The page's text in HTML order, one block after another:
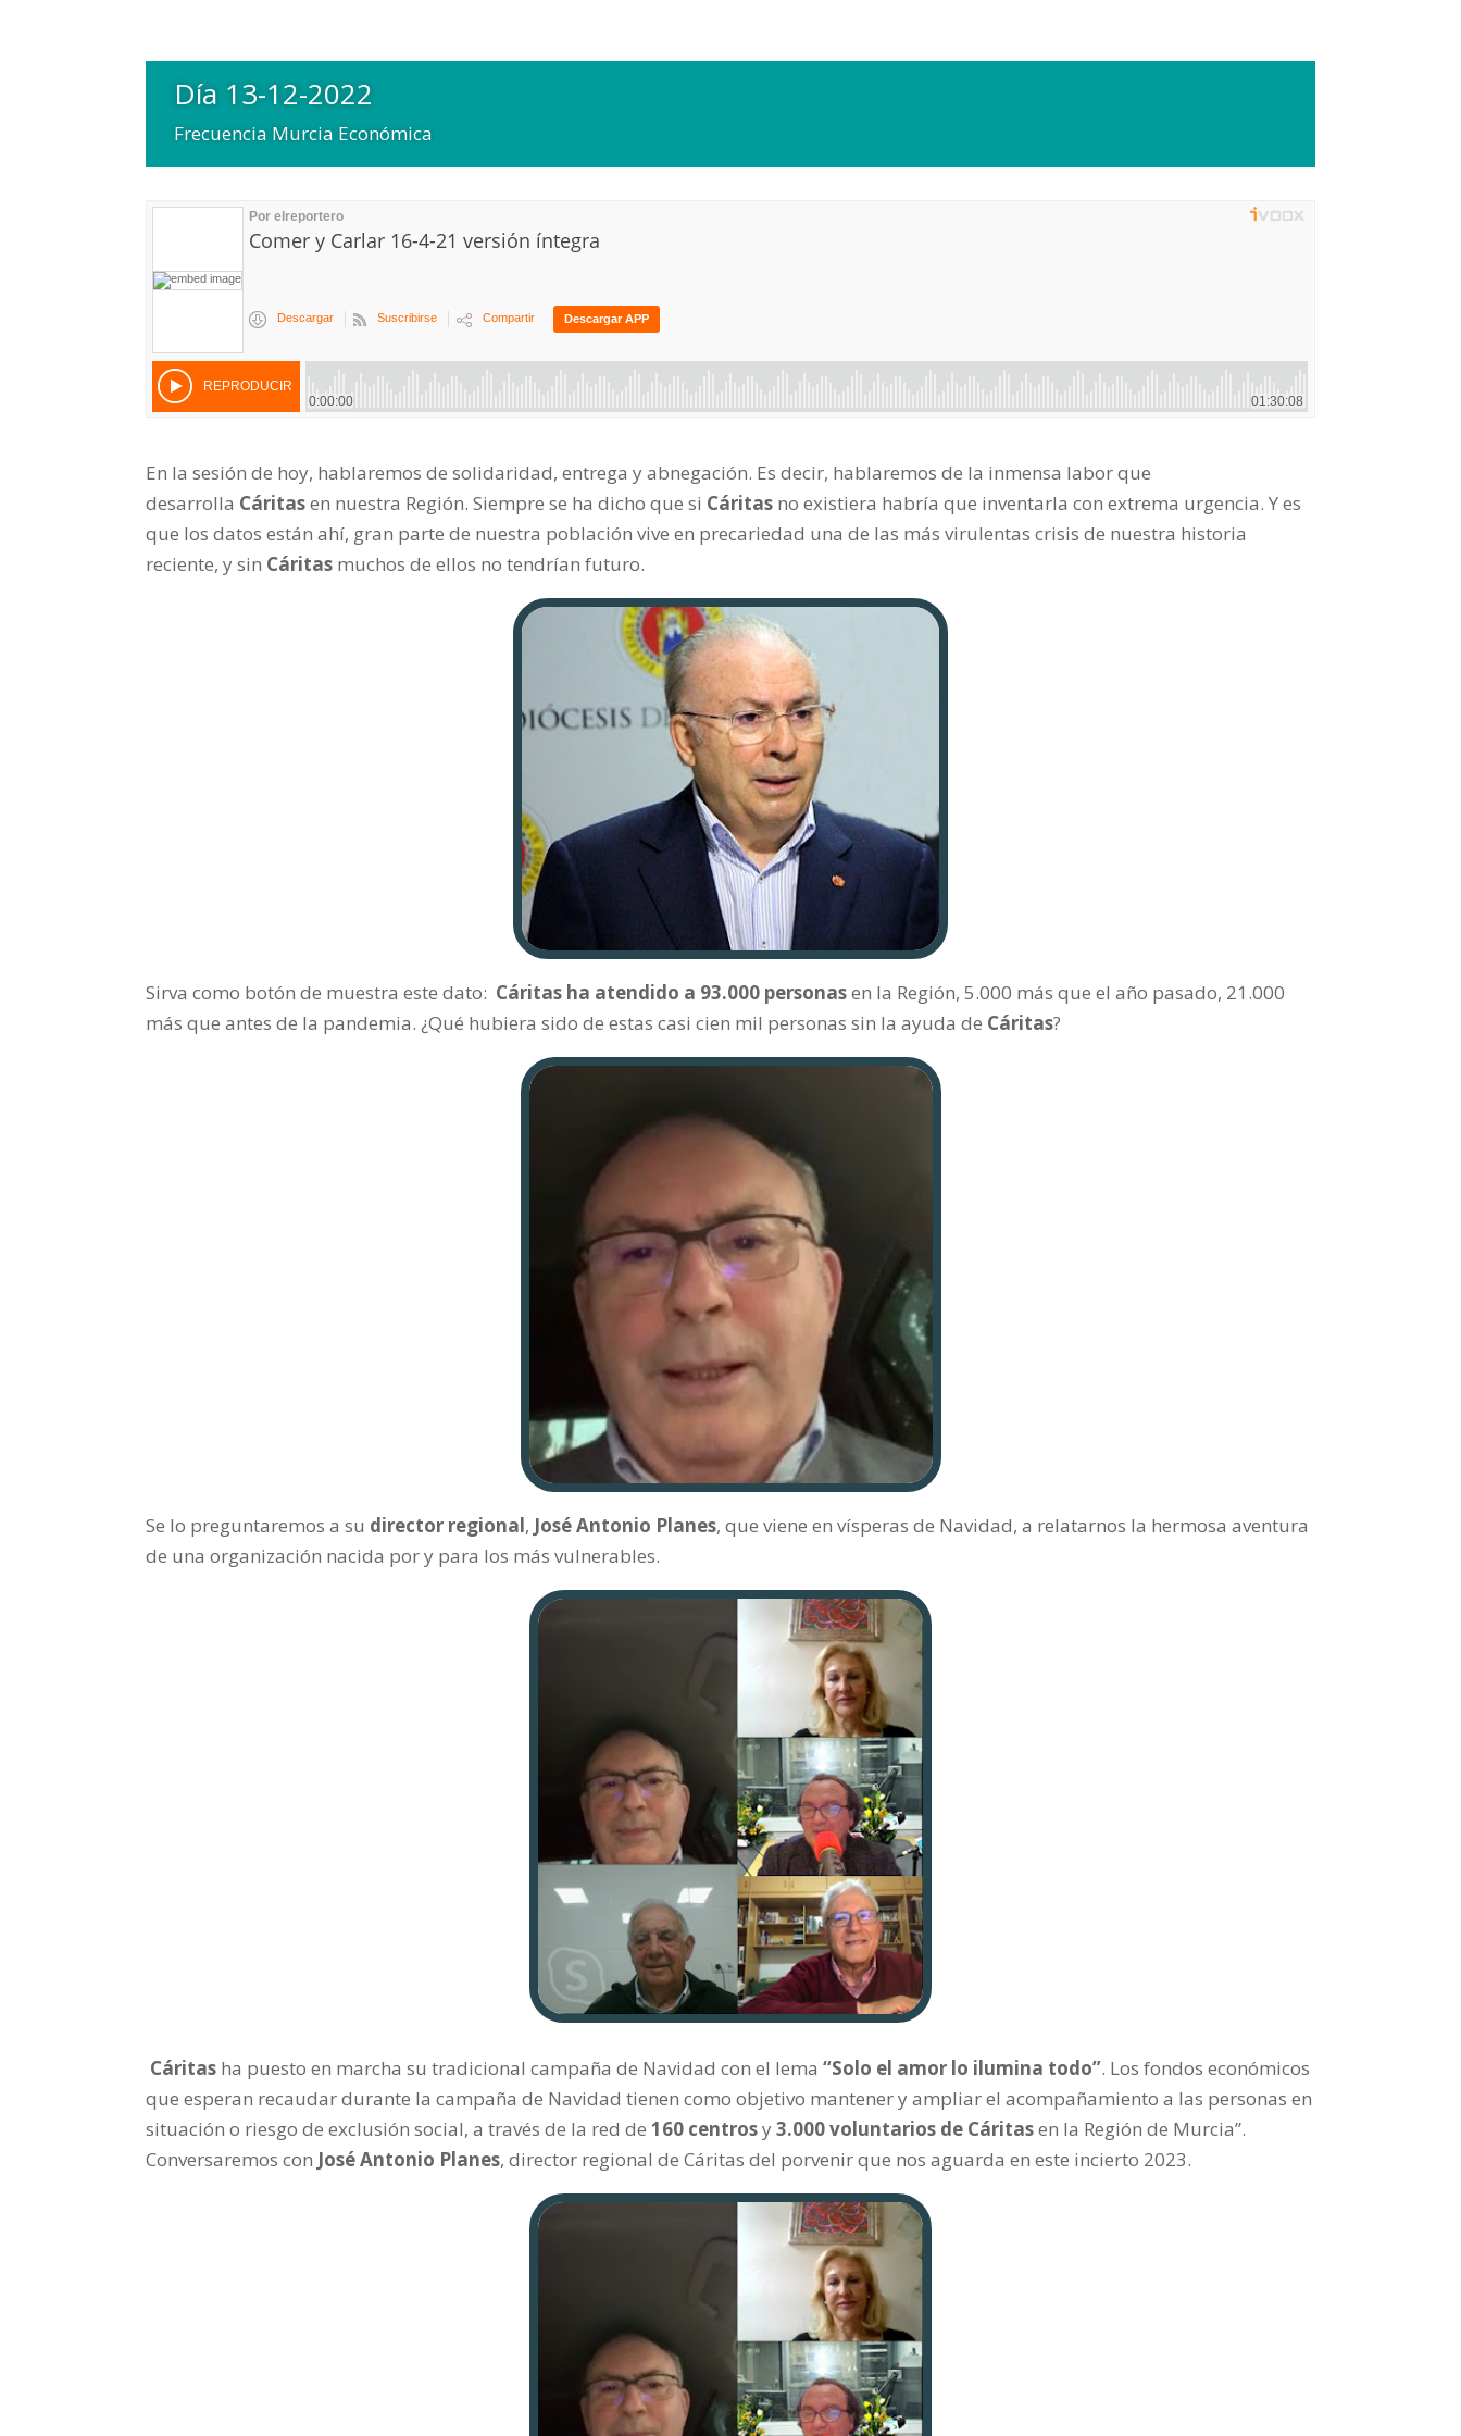
Día 13-12-2022
Frecuencia Murcia Económica
En la sesión de hoy, hablaremos de solidaridad, entrega y abnegación. Es decir, hablaremos de la inmensa labor que
desarrolla Cáritasen nuestra Región. Siempre se ha dicho que si Cáritas no existiera habría que inventarla con extrema urgencia. Y es
que los datos están ahí, gran parte de nuestra población vive en precariedad una de las más virulentas crisis de nuestra historia
reciente, y sin Cáritas muchos de ellos no tendrían futuro.
Sirva como botón de muestra este dato: Cáritas ha atendido a 93.000 personasen la Región, 5.000 más que el año pasado, 21.000
más que antes de la pandemia. ¿Qué hubiera sido de estas casi cien mil personas sin la ayuda de Cáritas?
Se lo preguntaremos a su director regional, José Antonio Planes, que viene en vísperas de Navidad, a relatarnos la hermosa aventura
de una organización nacida por y para los más vulnerables.
Cáritas ha puesto en marcha su tradicional campaña de Navidad con el lema“Solo el amor lo ilumina todo”. Los fondos económicos
que esperan recaudar durante la campaña de Navidadtienen como objetivo mantener y ampliar el acompañamiento a las personas en
situación o riesgo de exclusión social, a través de la red de160 centrosy3.000 voluntarios de Cáritasen la Región de Murcia”.
Conversaremos con José Antonio Planes, director regional de Cáritas del porvenir que nos aguarda en este incierto 2023.